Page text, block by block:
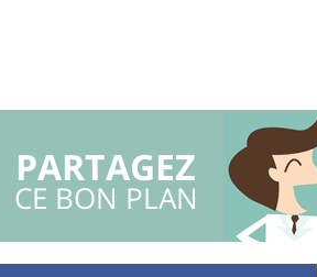
PARTAGEZ
CE BON PLAN